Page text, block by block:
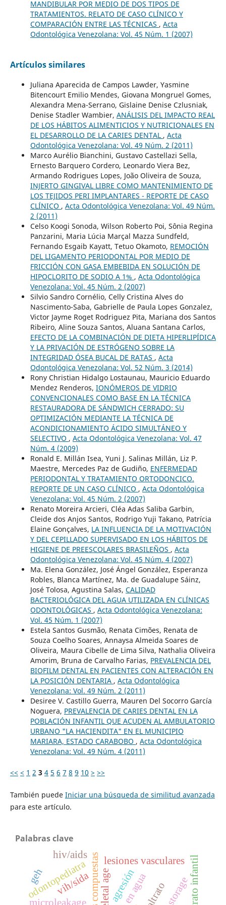
MANDIBULAR POR MEDIO DE DOS TIPOS DE
TRATAMIENTOS. RELATO DE CASO CLÍNICO Y
COMPARACIÓN ENTRE LAS TÉCNICAS , Acta
Odontológica Venezolana: Vol. 45 Núm. 1 (2007)
Artículos similares
Juliana Aparecida de Campos Lawder, Yasmine
Bitencourt Emilio Mendes, Giovana Mongruel Gomes,
Alexandra Mena-Serrano, Gislaine Denise Czlusniak,
Denise Stadler Wambier, ANÁLISIS DEL IMPACTO REAL
DE LOS HÁBITOS ALIMENTICIOS Y NUTRICIONALES EN
EL DESARROLLO DE LA CARIES DENTAL , Acta
Odontológica Venezolana: Vol. 49 Núm. 2 (2011)
Marco Aurélio Bianchini, Gustavo Castellazi Sella,
Ernesto Barquero Cordero, Leonardo Viera Bez,
Armando Rodrigues Lopes, João Oliveira de Souza,
INJERTO GINGIVAL LIBRE COMO MANTENIMIENTO DE
LOS TEJIDOS PERI IMPLANTARES - REPORTE DE CASO
CLÍNICO , Acta Odontológica Venezolana: Vol. 49 Núm.
2 (2011)
Celso Koogi Sonoda, Wilson Roberto Poi, Sônia Regina
Panzarini, Maria Lúcia Marçal Mazza Sundfeld,
Fernando Esgaib Kayatt, Tetuo Okamoto, REMOCIÓN
DEL LIGAMENTO PERIODONTAL POR MEDIO DE
FRICCIÓN CON GASA EMBEBIDA EN SOLUCIÓN DE
HIPOCLORITO DE SODIO A 1% , Acta Odontológica
Venezolana: Vol. 45 Núm. 2 (2007)
Silvio Sandro Cornélio, Celly Cristina Alves do
Nascimento-Saba, Gabrielle de Paula Lopes Gonzalez,
Victor Jayme Roget Rodriguez Pita, Mariana dos Santos
Ribeiro, Aline Souza Santos, Aluana Santana Carlos,
EFECTO DE LA COMBINACIÓN DE DIETA HIPERLIPÍDICA
Y LA PRIVACIÓN DE ESTRÓGENO SOBRE LA
INTEGRIDAD ÓSEA BUCAL DE RATAS , Acta
Odontológica Venezolana: Vol. 52 Núm. 3 (2014)
Rony Christian Hidalgo Lostaunau, Mauricio Eduardo
Mendez Renderos, IONÓMEROS DE VIDRIO
CONVENCIONALES COMO BASE EN LA TÉCNICA
RESTAURADORA DE SÁNDWICH CERRADO: SU
OPTIMIZACIÓN MEDIANTE LA TÉCNICA DE
ACONDICIONAMIENTO ÁCIDO SIMULTÁNEO Y
SELECTIVO , Acta Odontológica Venezolana: Vol. 47
Núm. 4 (2009)
Ronald E. Millán Isea, Yuni J. Salinas Millán, Liz P.
Maestre, Mercedes Paz de Gudiño, ENFERMEDAD
PERIODONTAL Y TRATAMIENTO ORTODONCICO.
REPORTE DE UN CASO CLÍNICO , Acta Odontológica
Venezolana: Vol. 45 Núm. 2 (2007)
Renato Moreira Arcieri, Cléa Adas Saliba Garbin,
Cleide dos Anjos Santos, Rodrigo Yuji Takano, Patrícia
Elaine Gonçalves, LA INFLUENCIA DE LA MOTIVACIÓN
Y DEL CEPILLADO SUPERVISADO EN LOS HÁBITOS DE
HIGIENE DE PREESCOLARES BRASILEÑOS , Acta
Odontológica Venezolana: Vol. 45 Núm. 4 (2007)
Ma. Elena González, José Ángel González, Esperanza
Robles, Blanca Martínez, Ma. de Guadalupe Sáinz,
José Tolosa, Agustina Salas, CALIDAD
BACTERIOLÓGICA DEL AGUA UTILIZADA EN CLÍNICAS
ODONTOLÓGICAS , Acta Odontológica Venezolana:
Vol. 45 Núm. 1 (2007)
Estela Santos Gusmão, Renata Cimões, Renata de
Souza Coelho Soares, Annaysa Almeida Soares de
Oliveira, Maura Cibelle de Lima Silva, Nathalia Oliveira
Amorim, Bruna de Carvalho Farias, PREVALENCIA DEL
BIOFILM DENTAL EN PACIENTES CON ALTERACIÓN EN
LA POSICIÓN DENTARIA , Acta Odontológica
Venezolana: Vol. 49 Núm. 2 (2011)
Desiree V. Castillo Guerra, Mauren Del Socorro García
Noguera, PREVALENCIA DE CARIES DENTAL EN LA
POBLACIÓN INFANTIL QUE ACUDEN AL AMBULATORIO
URBANO "LA HACIENDITA" EN EL MUNICIPIO
MARIARA, ESTADO CARABOBO , Acta Odontológica
Venezolana: Vol. 49 Núm. 4 (2011)
<< < 1 2 3 4 5 6 7 8 9 10 > >>
También puede Iniciar una búsqueda de similitud avanzada
para este artículo.
Palabras clave
microleakage maltrato infantil
agresión
odontopediatra lesiones vasculares
skeletal age
vih/sida
hiv/aids
geh